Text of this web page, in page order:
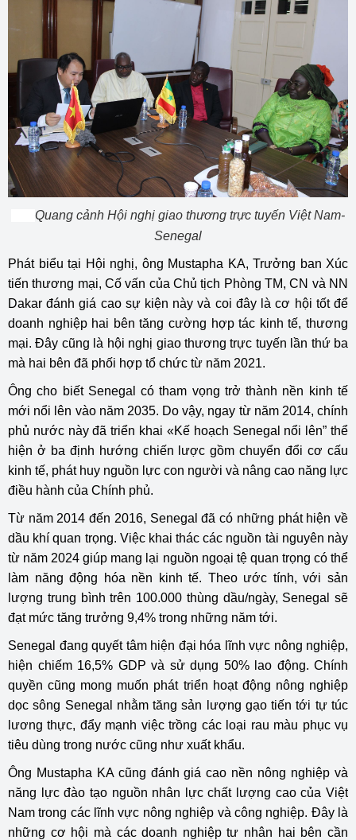
Quang cảnh Hội nghị giao thương trực tuyến Việt Nam-
Senegal
Phát biểu tại Hội nghị, ông Mustapha KA, Trưởng ban Xúc
tiến thương mại, Cố vấn của Chủ tịch Phòng TM, CN và NN
Dakar đánh giá cao sự kiện này và coi đây là cơ hội tốt để
doanh nghiệp hai bên tăng cường hợp tác kinh tế, thương
mại. Đây cũng là hội nghị giao thương trực tuyến lần thứ ba
mà hai bên đã phối hợp tổ chức từ năm 2021.
Ông cho biết Senegal có tham vọng trở thành nền kinh tế
mới nổi lên vào năm 2035. Do vậy, ngay từ năm 2014, chính
phủ nước này đã triển khai «Kế hoạch Senegal nổi lên” thể
hiện ở ba định hướng chiến lược gồm chuyển đổi cơ cấu
kinh tế, phát huy nguồn lực con người và nâng cao năng lực
điều hành của Chính phủ.
Từ năm 2014 đến 2016, Senegal đã có những phát hiện về
dầu khí quan trọng. Việc khai thác các nguồn tài nguyên này
từ năm 2024 giúp mang lại nguồn ngoại tệ quan trọng có thể
làm năng động hóa nền kinh tế. Theo ước tính, với sản
lượng trung bình trên 100.000 thùng dầu/ngày, Senegal sẽ
đạt mức tăng trưởng 9,4% trong những năm tới.
Senegal đang quyết tâm hiện đại hóa lĩnh vực nông nghiệp,
hiện chiếm 16,5% GDP và sử dụng 50% lao động. Chính
quyền cũng mong muốn phát triển hoạt động nông nghiệp
dọc sông Senegal nhằm tăng sản lượng gạo tiến tới tự túc
lương thực, đẩy mạnh việc trồng các loại rau màu phục vụ
tiêu dùng trong nước cũng như xuất khẩu.
Ông Mustapha KA cũng đánh giá cao nền nông nghiệp và
năng lực đào tạo nguồn nhân lực chất lượng cao của Việt
Nam trong các lĩnh vực nông nghiệp và công nghiệp. Đây là
những cơ hội mà các doanh nghiệp tư nhân hai bên cần